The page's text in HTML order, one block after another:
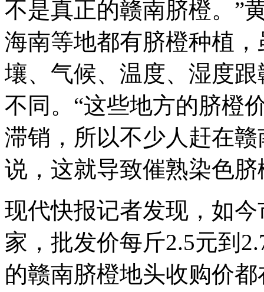
不是真正的赣南脐橙。”
海南等地都有脐橙种植
壤、气候、温度、湿度
不同。“这些地方的脐橙
滞销，所以不少人赶在
说，这就导致催熟染色
现代快报记者发现，如
家，批发价每斤2.5元到
的赣南脐橙地头收购价